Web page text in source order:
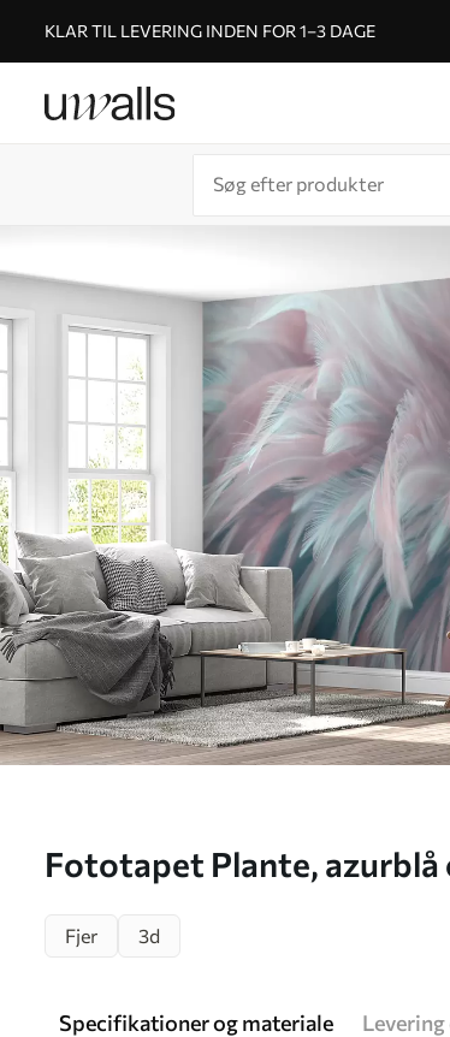
KLAR TIL LEVERING INDEN FOR 1–3 DAGE
Fototapet Plante, azurblå
Fjer 3d
Specifikationer og materiale